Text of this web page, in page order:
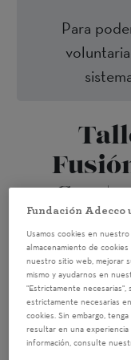
Para
A través
de vidrio
voluntarias
Fundación
Usamos cookies en
almacenamiento de
nuestro sitio web, mejorar
mismo y ayudarnos en
"Estrictamente
estrictamente necesarias
cookies. Sin embargo,
resultar en una experiencia
información, consulte